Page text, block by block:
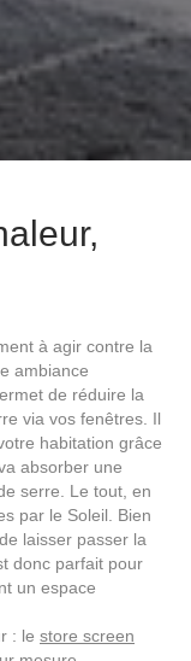
à agir contre la
ambiance
de réduire la
via vos fenêtres. Il
habitation grâce
absorber une
serre. Le tout, en
par le Soleil. Bien
laisser passer la
donc parfait pour
un espace
: le store screen